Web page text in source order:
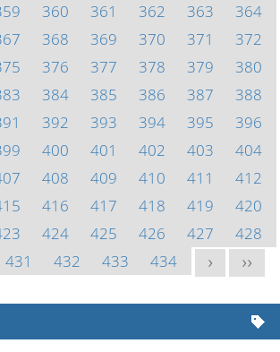
360 361 362 363
364
368 369 370 371
372
376 377 378 379
380
384 385 386 387
388
392 393 394 395
396
400 401 402 403
404
408 409 410 411
412
416 417 418 419
420
424 425 426 427
428
431 432 433 434 > >>